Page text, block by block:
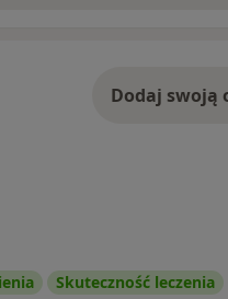
Dodaj swoją
Skuteczność leczenia